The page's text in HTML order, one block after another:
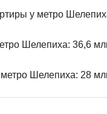
у метро
Шелепиха: 36,6
Шелепиха: 28